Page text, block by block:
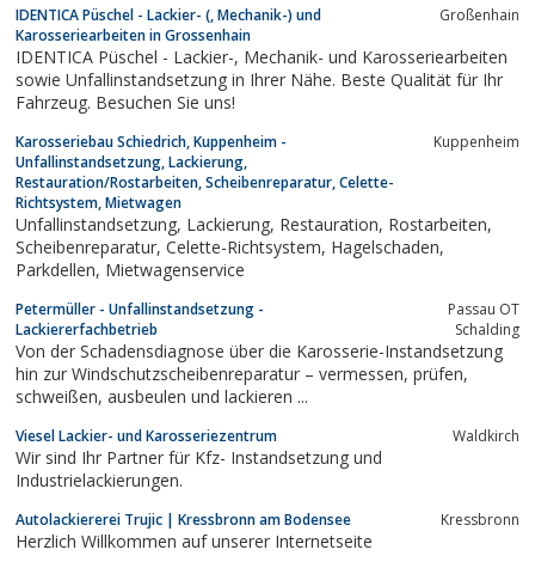
IDENTICA Püschel - Lackier- (, Mechanik-) und
Karosseriearbeiten in Grossenhain
Großenhain
IDENTICA Püschel - Lackier-, Mechanik- und Karosseriearbeiten
sowie Unfallinstandsetzung in Ihrer Nähe. Beste Qualität für Ihr
Fahrzeug. Besuchen Sie uns!
Karosseriebau Schiedrich, Kuppenheim -
Unfallinstandsetzung, Lackierung,
Restauration/Rostarbeiten, Scheibenreparatur, Celette-
Richtsystem, Mietwagen
Kuppenheim
Unfallinstandsetzung, Lackierung, Restauration, Rostarbeiten,
Scheibenreparatur, Celette-Richtsystem, Hagelschaden,
Parkdellen, Mietwagenservice
Petermüller - Unfallinstandsetzung -
Lackiererfachbetrieb
Passau OT
Schalding
Von der Schadensdiagnose über die Karosserie-Instandsetzung
hin zur Windschutzscheibenreparatur – vermessen, prüfen,
schweißen, ausbeulen und lackieren ...
Viesel Lackier- und Karosseriezentrum Waldkirch
Wir sind Ihr Partner für Kfz- Instandsetzung und
Industrielackierungen.
Autolackiererei Trujic | Kressbronn am Bodensee Kressbronn
Herzlich Willkommen auf unserer Internetseite